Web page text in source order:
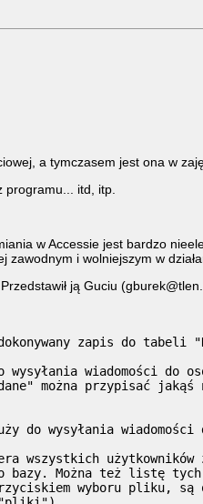
a tymczasem jest ona w
programu... itd, itp.
w Accessie jest bardzo
i wolniejszym w
ją Guciu
zapis do tabeli
wiadomości do
można przypisać jakąś
do wysyłania wiadomości
wszystkich
Można też listę tych
wyboru pliku, są